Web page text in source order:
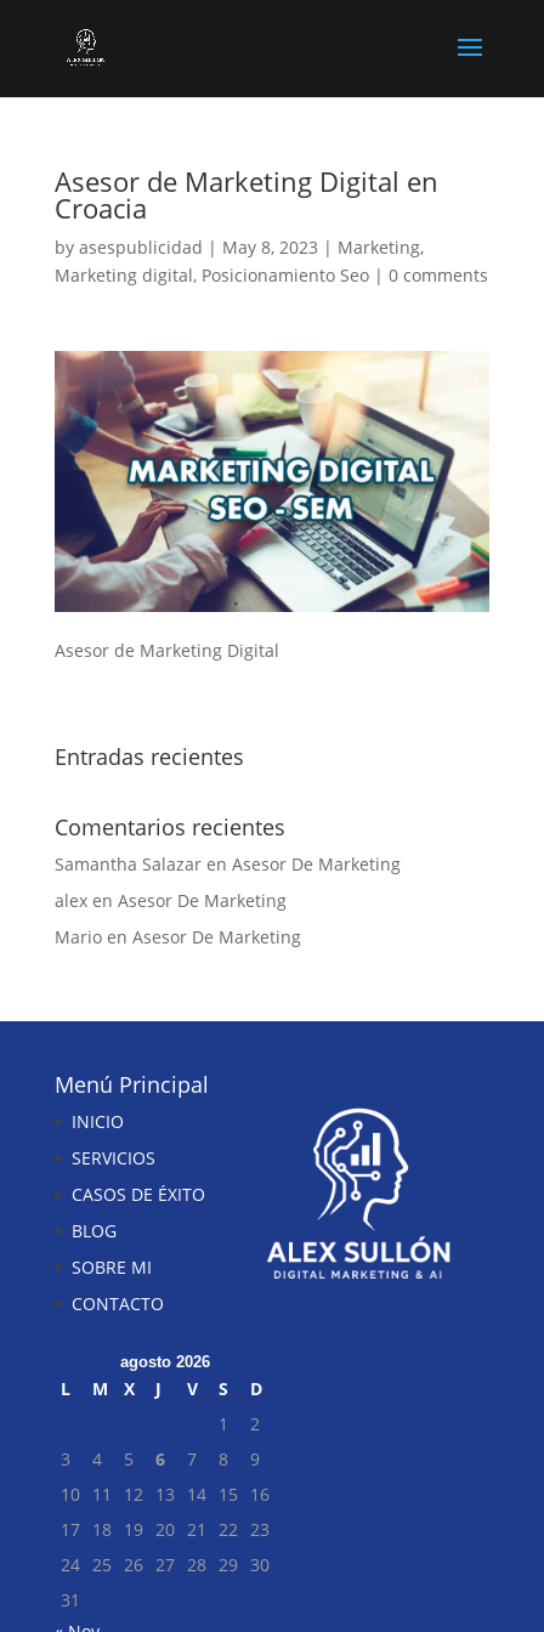
Asesor de Marketing Digital en
Croacia
by asespublicidad | May 8, 2023 | Marketing,
Marketing digital, Posicionamiento Seo| 0 comments
Asesor de Marketing Digital
Entradas recientes
Comentarios recientes
Samantha Salazaren Asesor De Marketing
alexen Asesor De Marketing
Marioen Asesor De Marketing
Menú Principal
INICIO
SERVICIOS
CASOS DE ÉXITO
BLOG
SOBRE MI
CONTACTO
agosto 2026
L M X J V S
D
1
2
3
4 5 6 7 8
9
10 11 12 13 14 15
16
17 18 19 20 21 22 23
24 25 26 27 28 29 30
31